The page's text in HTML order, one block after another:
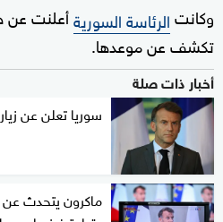
وكانتالرئاسة السوريةأعلنت عن
تكشف عن موعدها.
أخبار ذات صلة
سوريا تعلن عن
ماكرون يتحدث